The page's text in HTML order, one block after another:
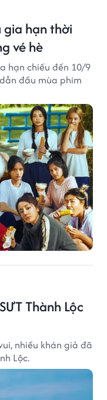
hạn thời
vé hè
hạn chiếu đến 10/9
đầu mùa phim
Thành Lộc
nhiều khán giả đã
Lộc.